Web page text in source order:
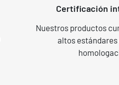
Certificación
Nuestros productos
altos estándares